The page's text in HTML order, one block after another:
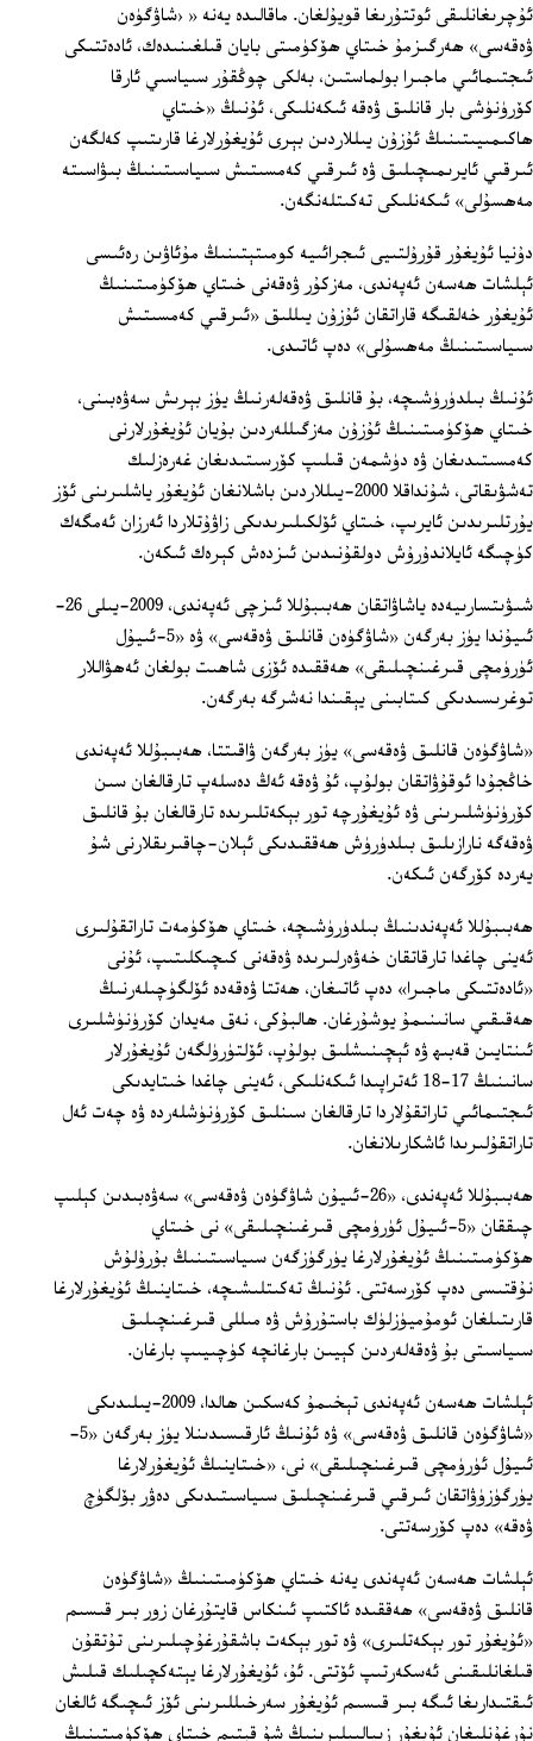
ئۇچرىغانلىقى ئوتتۇرىغا قويۇلغان. ماقالىدە يەنە « ‹شاۋگۈەن
ۋەقەسى» ھەرگىزمۇ خىتاي ھۆكۈمىتى بايان قىلغىنىدەك، ئادەتتىكى
ئىجتىمائىي ماجىرا بولماستىن، بەلكى چوڭقۇر سىياسىي ئارقا
كۆرۈنۈشى بار قانلىق ۋەقە ئىكەنلىكى، ئۇنىڭ «خىتاي
ھاكىمىيىتىنىڭ ئۇزۇن يىللاردىن بېرى ئۇيغۇرلارغا قارىتىپ كەلگەن
ئىرقىي ئايرىمىچىلىق ۋە ئىرقىي كەمسىتىش سىياسىتىنىڭ بىۋاسىتە
مەھسۇلى» ئىكەنلىكى تەكىتلەنگەن.
دۇنيا ئۇيغۇر قۇرۇلتىيى ئىجرائىيە كومىتېتىنىڭ مۇئاۋىن رەئىسى
ئېلشات ھەسەن ئەپەندى، مەزكۇر ۋەقەنى خىتاي ھۆكۈمىتىنىڭ
ئۇيغۇر خەلقىگە قاراتقان ئۇزۇن يىللىق «ئىرقىي كەمسىتىش
سىياسىتىنىڭ مەھسۇلى» دەپ ئاتىدى.
ئۇنىڭ بىلدۈرۈشىچە، بۇ قانلىق ۋەقەلەرنىڭ يۈز بېرىش سەۋەبىنى،
خىتاي ھۆكۈمىتىنىڭ ئۇزۇن مەزگىللەردىن بۇيان ئۇيغۇرلارنى
كەمسىتىدىغان ۋە دۈشمەن قىلىپ كۆرسىتىدىغان غەرەزلىك
تەشۋىقاتى، شۇنداقلا 2000-يىللاردىن باشلانغان ئۇيغۇر ياشلىرىنى ئۆز
يۇرتلىرىدىن ئايرىپ، خىتاي ئۆلكىلىرىدىكى زاۋۇتلاردا ئەرزان ئەمگەك
كۈچىگە ئايلاندۇرۇش دولقۇنىدىن ئىزدەش كېرەك ئىكەن.
شىۋىتسارىيەدە ياشاۋاتقان ھەبىبۇللا ئىزچى ئەپەندى، 2009-يىلى 26-
ئىيۇندا يۈز بەرگەن «شاۋگۈەن قانلىق ۋەقەسى» ۋە «5-ئىيۇل
ئۈرۈمچى قىرغىنچىلىقى» ھەققىدە ئۆزى شاھىت بولغان ئەھۋاللار
توغرىسىدىكى كىتابىنى يېقىندا نەشرگە بەرگەن.
«شاۋگۈەن قانلىق ۋەقەسى» يۈز بەرگەن ۋاقىتتا، ھەبىبۇللا ئەپەندى
خاڭجۇدا ئوقۇۋاتقان بولۇپ، ئۇ ۋەقە ئەڭ دەسلەپ تارقالغان سىن
كۆرۈنۈشلىرىنى ۋە ئۇيغۇرچە تور بېكەتلىرىدە تارقالغان بۇ قانلىق
ۋەقەگە نارازىلىق بىلدۈرۈش ھەققىدىكى ئېلان-چاقىرىقلارنى شۇ
يەردە كۆرگەن ئىكەن.
ھەبىبۇللا ئەپەندىنىڭ بىلدۈرۈشىچە، خىتاي ھۆكۈمەت تاراتقۇلىرى
ئەينى چاغدا تارقاتقان خەۋەرلىرىدە ۋەقەنى كىچىكلىتىپ، ئۇنى
«ئادەتتىكى ماجىرا» دەپ ئاتىغان، ھەتتا ۋەقەدە ئۆلگۈچىلەرنىڭ
ھەقىقىي سانىنىمۇ يوشۇرغان. ھالبۇكى، نەق مەيدان كۆرۈنۈشلىرى
ئىنتايىن قەبىھ ۋە ئېچىنىشلىق بولۇپ، ئۆلتۈرۈلگەن ئۇيغۇرلار
سانىنىڭ 17-18 ئەتراپىدا ئىكەنلىكى، ئەينى چاغدا خىتايدىكى
ئىجتىمائىي تاراتقۇلاردا تارقالغان سىنلىق كۆرۈنۈشلەردە ۋە چەت ئەل
تاراتقۇلىرىدا ئاشكارىلانغان.
ھەبىبۇللا ئەپەندى، «26-ئىيۇن شاۋگۈەن ۋەقەسى» سەۋەبىدىن كېلىپ
چىققان «5-ئىيۇل ئۈرۈمچى قىرغىنچىلىقى» نى خىتاي
ھۆكۈمىتىنىڭ ئۇيغۇرلارغا يۈرگۈزگەن سىياسىتىنىڭ بۇرۇلۇش
نۇقتىسى دەپ كۆرسەتتى. ئۇنىڭ تەكىتلىشىچە، خىتاينىڭ ئۇيغۇرلارغا
قارىتىلغان ئومۇميۈزلۈك باستۇرۇش ۋە مىللى قىرغىنچىلىق
سىياسىتى بۇ ۋەقەلەردىن كېيىن بارغانچە كۈچىيىپ بارغان.
ئېلشات ھەسەن ئەپەندى تېخىمۇ كەسكىن ھالدا، 2009-يىلىدىكى
«شاۋگۈەن قانلىق ۋەقەسى» ۋە ئۇنىڭ ئارقىسىدىنلا يۈز بەرگەن «5-
ئىيۇل ئۈرۈمچى قىرغىنچىلىقى» نى، «خىتاينىڭ ئۇيغۇرلارغا
يۈرگۈزۈۋاتقان ئىرقىي قىرغىنچىلىق سىياسىتىدىكى دەۋر بۆلگۈچ
ۋەقە» دەپ كۆرسەتتى.
ئېلشات ھەسەن ئەپەندى يەنە خىتاي ھۆكۈمىتىنىڭ «شاۋگۈەن
قانلىق ۋەقەسى» ھەققىدە ئاكتىپ ئىنكاس قايتۇرغان زور بىر قىسىم
«ئۇيغۇر تور بېكەتلىرى» ۋە تور بېكەت باشقۇرغۇچىلىرىنى تۇتقۇن
قىلغانلىقىنى ئەسكەرتىپ ئۆتتى. ئۇ، ئۇيغۇرلارغا يېتەكچىلىك قىلىش
ئىقتىدارىغا ئىگە بىر قىسىم ئۇيغۇر سەرخىللىرىنى ئۆز ئىچىگە ئالغان
نۇرغۇنلىغان ئۇيغۇر زىيالىيلىرىنىڭ شۇ قېتىم خىتاي ھۆكۈمىتىنىڭ